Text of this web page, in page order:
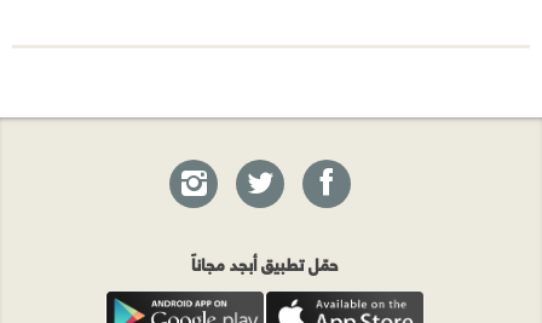
حمّل تطبيق أبجد مجاناً